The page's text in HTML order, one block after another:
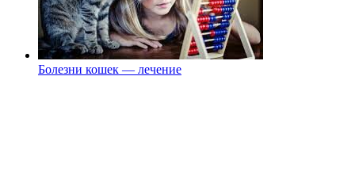
Болезни кошек — лечение